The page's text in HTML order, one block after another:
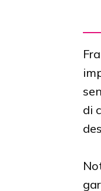
di